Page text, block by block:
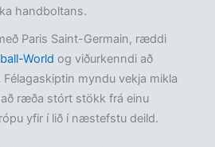
handboltans.
Paris Saint-Germain, ræddi
World og viðurkenndi að
myndu vekja mikla
ræða stórt stökk frá einu
yfir í lið í næstefstu deild.